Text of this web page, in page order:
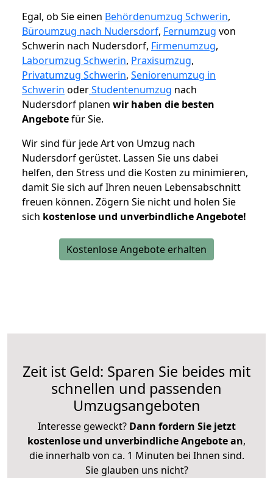
Egal, ob Sie einen Behördenumzug Schwerin,
Büroumzug nach Nudersdorf, Fernumzug von
Schwerin nach Nudersdorf, Firmenumzug,
Laborumzug Schwerin, Praxisumzug,
Privatumzug Schwerin, Seniorenumzug in
Schwerin oderStudentenumzug nach
Nudersdorf planen wir haben die besten
Angebotefür Sie.
Wir sind für jede Art von Umzug nach
Nudersdorf gerüstet. Lassen Sie uns dabei
helfen, den Stress und die Kosten zu minimieren,
damit Sie sich auf Ihren neuen Lebensabschnitt
freuen können. Zögern Sie nicht und holen Sie
sich kostenlose und unverbindliche Angebote!
Kostenlose Angebote erhalten
Zeit ist Geld: Sparen Sie beides mit
schnellen und passenden
Umzugsangeboten
Interesse geweckt? Dann fordern Sie jetzt
kostenlose und unverbindliche Angebote an,
die innerhalb von ca. 1 Minuten bei Ihnen sind.
Sie glauben uns nicht?